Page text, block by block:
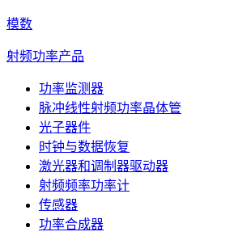
模数
射频功率产品
功率监测器
脉冲线性射频功率晶体管
光子器件
时钟与数据恢复
激光器和调制器驱动器
射频频率功率计
传感器
功率合成器